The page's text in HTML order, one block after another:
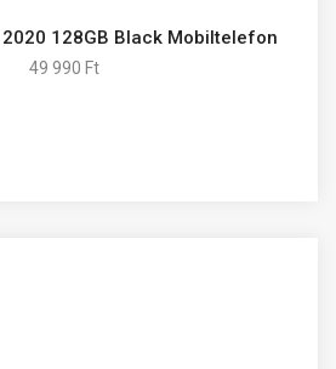
2020 128GB Black Mobiltelefon
49 990 Ft